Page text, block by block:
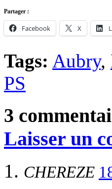
Partager :
Facebook X
Tags: Aubry,
PS
3
Laisser un
CHEREZE